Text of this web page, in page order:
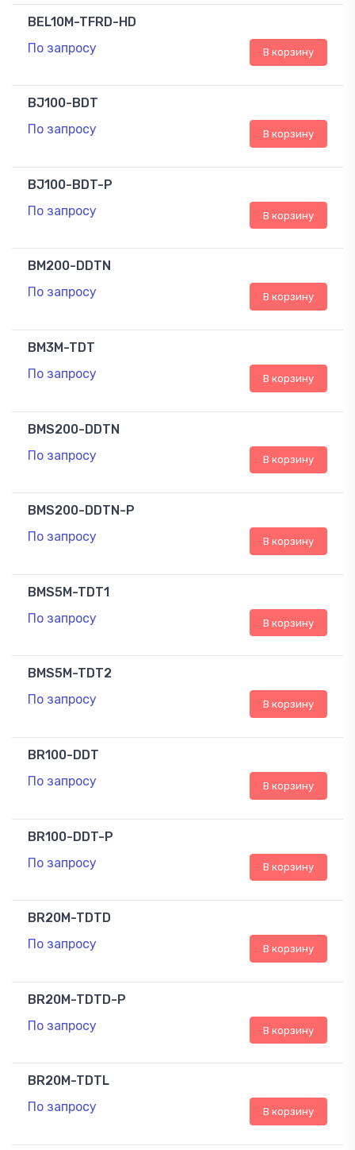
BEL10M-TFRD-HD
По запросу
В корзину
BJ100-BDT
По запросу
В корзину
BJ100-BDT-P
По запросу
В корзину
BM200-DDTN
По запросу
В корзину
BM3M-TDT
По запросу
В корзину
BMS200-DDTN
По запросу
В корзину
BMS200-DDTN-P
По запросу
В корзину
BMS5M-TDT1
По запросу
В корзину
BMS5M-TDT2
По запросу
В корзину
BR100-DDT
По запросу
В корзину
BR100-DDT-P
По запросу
В корзину
BR20M-TDTD
По запросу
В корзину
BR20M-TDTD-P
По запросу
В корзину
BR20M-TDTL
По запросу
В корзину